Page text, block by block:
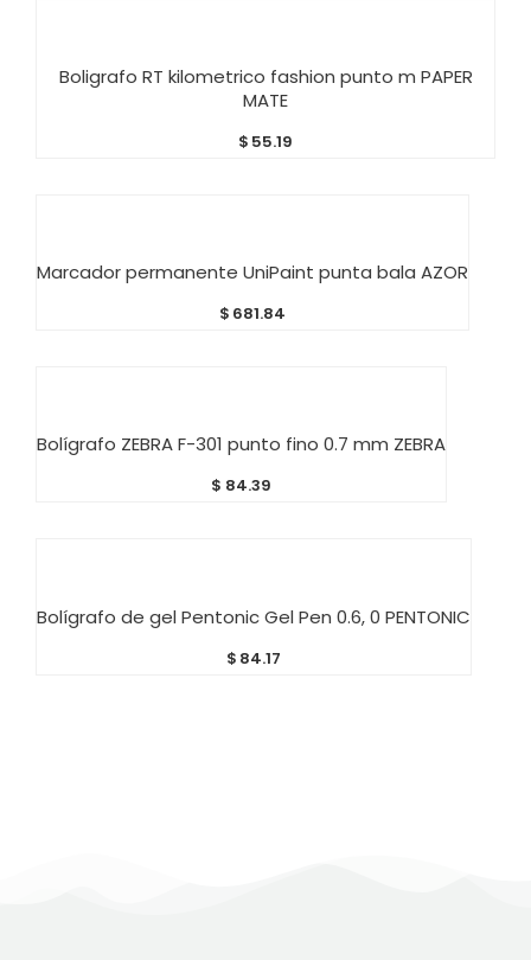
Boligrafo RT kilometrico fashion punto m PAPER
MATE
$ 55.19
Marcador permanente UniPaint punta bala AZOR
$ 681.84
Bolígrafo ZEBRA F-301 punto fino 0.7 mm ZEBRA
$ 84.39
Bolígrafo de gel Pentonic Gel Pen 0.6, 0 PENTONIC
$ 84.17